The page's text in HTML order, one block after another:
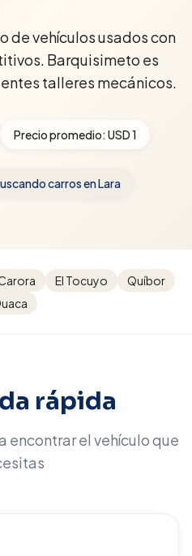
de vehículos usados con
Barquisimeto es
talleres mecánicos.
Precio promedio: USD 1
carrosen Lara
El Tocuyo
Quíbor
rápida
encontrar el vehículo que